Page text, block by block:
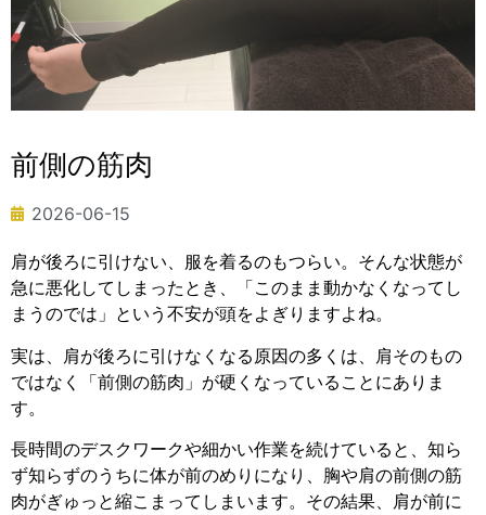
前側の筋肉
2026-06-15
肩が後ろに引けない、服を着るのもつらい。そんな状態が
急に悪化してしまったとき、「このまま動かなくなってし
まうのでは」という不安が頭をよぎりますよね。
実は、肩が後ろに引けなくなる原因の多くは、肩そのもの
ではなく「前側の筋肉」が硬くなっていることにありま
す。
長時間のデスクワークや細かい作業を続けていると、知ら
ず知らずのうちに体が前のめりになり、胸や肩の前側の筋
肉がぎゅっと縮こまってしまいます。その結果、肩が前に